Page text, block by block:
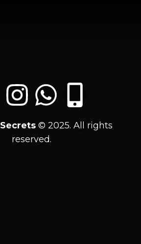
Secrets © 2025. All rights
reserved.